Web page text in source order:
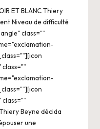
ET BLANC Thiery
Niveau de difficulté
class=""
Beyne décida
une